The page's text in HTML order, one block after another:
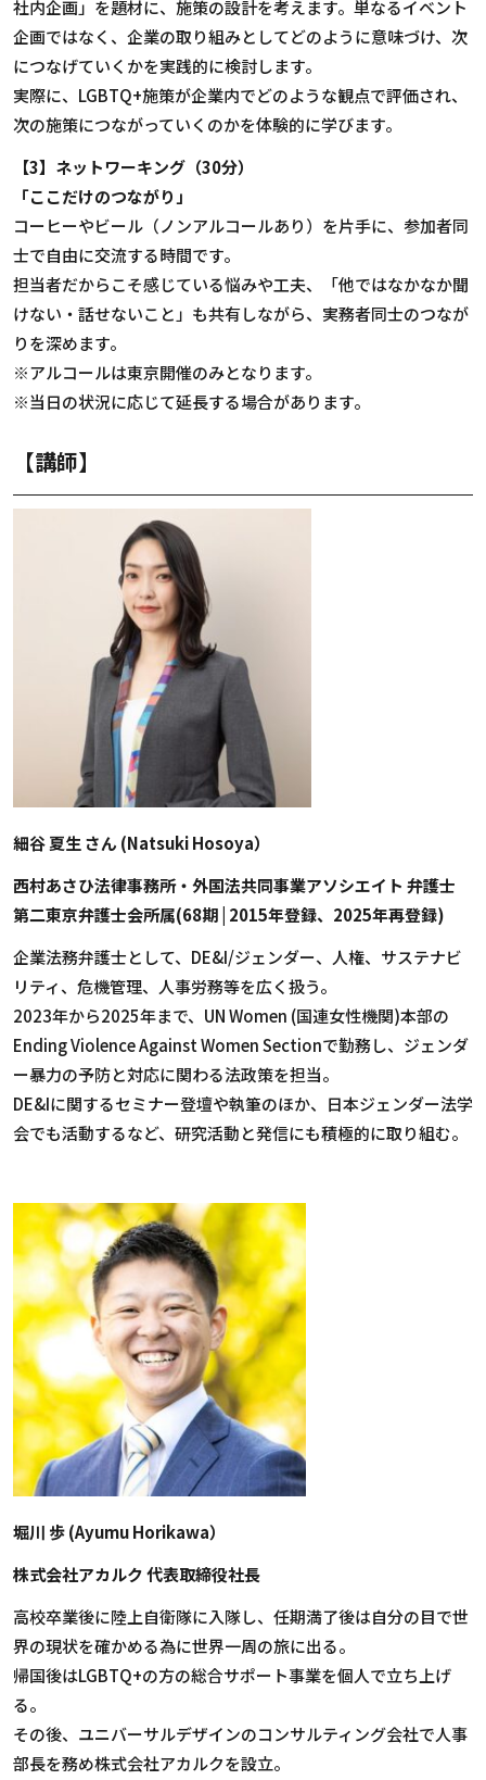
社内企画」を題材に、施策の設計を考えます。単なるイベント
企画ではなく、企業の取り組みとしてどのように意味づけ、次
につなげていくかを実践的に検討します。
実際に、LGBTQ+施策が企業内でどのような観点で評価され、
次の施策につながっていくのかを体験的に学びます。
【3】ネットワーキング（30分）
「ここだけのつながり」
コーヒーやビール（ノンアルコールあり）を片手に、参加者同
士で自由に交流する時間です。
担当者だからこそ感じている悩みや工夫、「他ではなかなか聞
けない・話せないこと」も共有しながら、実務者同士のつなが
りを深めます。
※アルコールは東京開催のみとなります。
※当日の状況に応じて延長する場合があります。
【講師】
細谷 夏生 さん (Natsuki Hosoya）
西村あさひ法律事務所・外国法共同事業アソシエイト 弁護士
第二東京弁護士会所属(68期 | 2015年登録、2025年再登録)
企業法務弁護士として、DE&I/ジェンダー、人権、サステナビ
リティ、危機管理、人事労務等を広く扱う。
2023年から2025年まで、UN Women (国連女性機関)本部の
Ending Violence Against Women Sectionで勤務し、ジェンダ
ー暴力の予防と対応に関わる法政策を担当。
DE&Iに関するセミナー登壇や執筆のほか、日本ジェンダー法学
会でも活動するなど、研究活動と発信にも積極的に取り組む。
堀川 歩 (Ayumu Horikawa）
株式会社アカルク 代表取締役社長
高校卒業後に陸上自衛隊に入隊し、任期満了後は自分の目で世
界の現状を確かめる為に世界一周の旅に出る。
帰国後はLGBTQ+の方の総合サポート事業を個人で立ち上げ
る。
その後、ユニバーサルデザインのコンサルティング会社で人事
部長を務め株式会社アカルクを設立。